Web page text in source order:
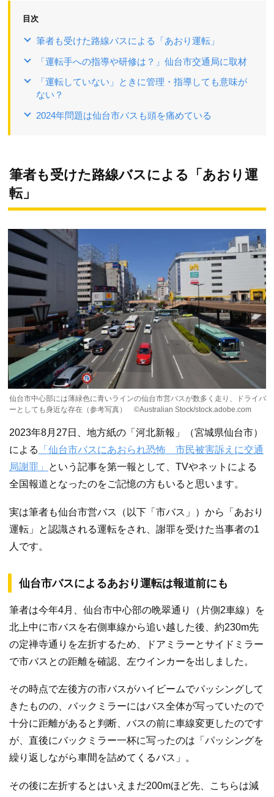
目次
筆者も受けた路線バスによる「あおり運転」
「運転手への指導や研修は？」仙台市交通局に取材
「運転していない」ときに管理・指導しても意味が
ない？
2024年問題は仙台市バスも頭を痛めている
筆者も受けた路線バスによる「あおり運
転」
仙台市中心部には薄緑色に青いラインの仙台市営バスが数多く走り、ドライバ
ーとしても身近な存在（参考写真） ©Australian Stock/stock.adobe.com
2023年8月27日、地方紙の「河北新報」（宮城県仙台市）
による
「仙台市バスにあおられ恐怖 市民被害訴えに交通
局謝罪」
という記事を第一報として、TVやネットによる
全国報道となったのをご記憶の方もいると思います。
実は筆者も仙台市営バス（以下「市バス」）から「あおり
運転」と認識される運転をされ、謝罪を受けた当事者の1
人です。
仙台市バスによるあおり運転は報道前にも
筆者は今年4月、仙台市中心部の晩翠通り（片側2車線）を
北上中に市バスを右側車線から追い越した後、約230m先
の定禅寺通りを左折するため、ドアミラーとサイドミラー
で市バスとの距離を確認、左ウインカーを出しました。
その時点で左後方の市バスがハイビームでパッシングして
きたものの、バックミラーにはバス全体が写っていたので
十分に距離があると判断、バスの前に車線変更したのです
が、直後にバックミラー一杯に写ったのは「パッシングを
繰り返しながら車間を詰めてくるバス」。
その後に左折するとはいえまだ200mほど先、こちらは減